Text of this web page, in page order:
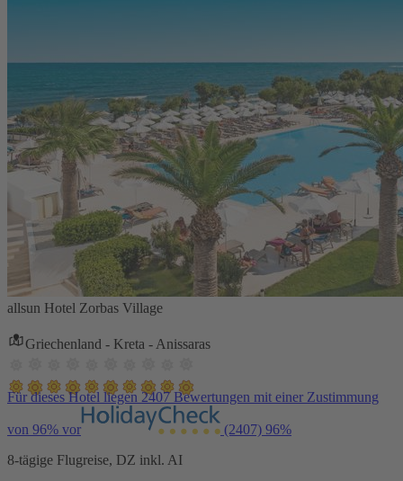
allsun Hotel Zorbas Village
Griechenland - Kreta - Anissaras
Für dieses Hotel liegen 2407 Bewertungen mit einer Zustimmung
von 96% vor (2407) 96%
8-tägige Flugreise, DZ inkl. AI